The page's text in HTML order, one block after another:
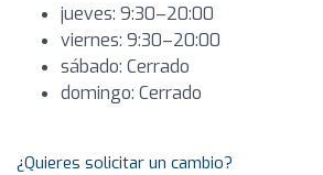
jueves: 9:30–20:00
viernes: 9:30–20:00
sábado: Cerrado
domingo: Cerrado
¿Quieres solicitar un cambio?